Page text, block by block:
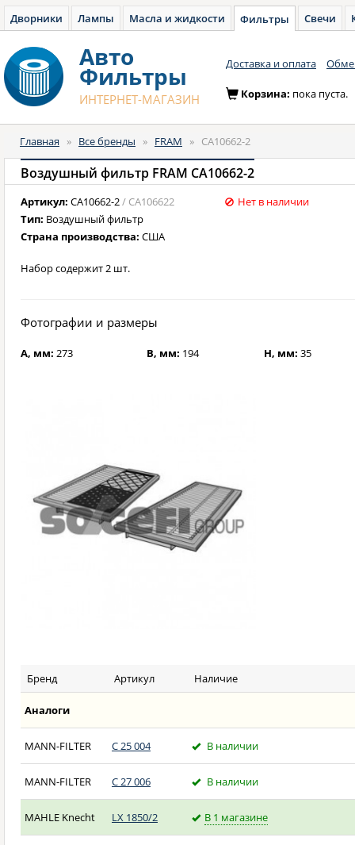
Дворники Лампы Масла и жидкости Фильтры Свечи
Авто
Фильтры
ИНТЕРНЕТ-МАГАЗИН
Доставка и оплата
Корзина: пока пуста.
Главная » Все бренды » FRAM » CA10662-2
Воздушный фильтр FRAM CA10662-2
Артикул: CA10662-2/ CA106622
Тип: Воздушный фильтр
Страна производства: США
Нет в наличии
Набор содержит 2 шт.
Фотографии и размеры
A, мм: 273 B, мм: 194 H, мм:35
Бренд Артикул Наличие
Аналоги
MANN-FILTER C 25 004 В наличии
MANN-FILTER C 27 006 В наличии
MAHLE Knecht LX 1850/2 В 1 магазине